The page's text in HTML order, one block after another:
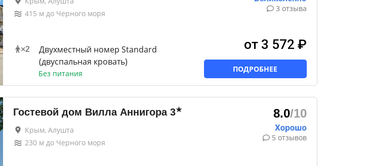
415 м до Черного моря
×2
Двухместный номер Standard
(двуспальная кровать)
Без питания
3 отзыва
от 3 572 ₽
ПОДРОБНЕЕ
Гостевой дом Вилла Аннигора 3★
Крым, Алушта
230м до Черного моря
8.0/10
5 отзывов